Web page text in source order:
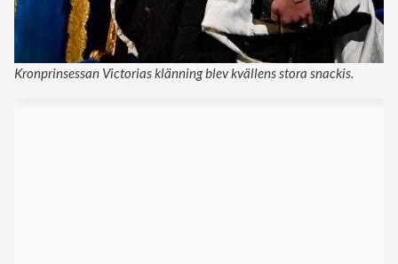
Kronprinsessan Victorias klänning blev kvällens stora snackis.